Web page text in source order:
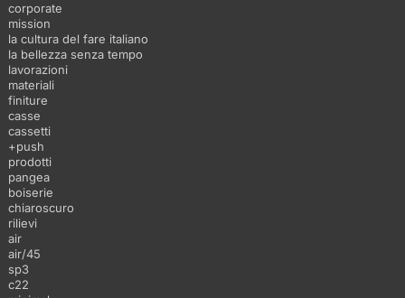
corporate
mission
la cultura del fare italiano
la bellezza senza tempo
lavorazioni
materiali
finiture
casse
cassetti
+push
prodotti
pangea
boiserie
chiaroscuro
rilievi
air
air/45
sp3
c22